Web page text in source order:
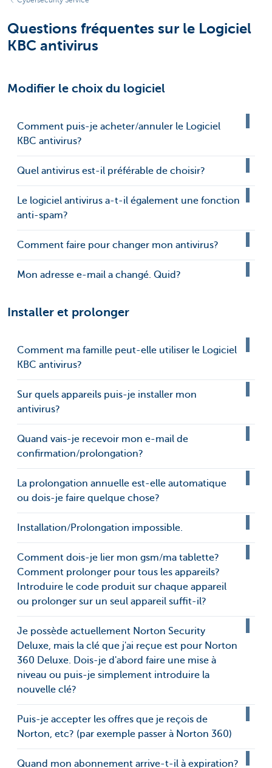
Questions fréquentes sur le Logiciel
KBC antivirus
Modifier le choix du logiciel
Comment puis-je acheter/annuler le Logiciel
KBC antivirus?
Quel antivirus est-il préférable de choisir?
Le logiciel antivirus a-t-il également une fonction
anti-spam?
Comment faire pour changer mon antivirus?
Mon adresse e-mail a changé. Quid?
Installer et prolonger
Comment ma famille peut-elle utiliser le Logiciel
KBC antivirus?
Sur quels appareils puis-je installer mon
antivirus?
Quand vais-je recevoir mon e-mail de
confirmation/prolongation?
La prolongation annuelle est-elle automatique
ou dois-je faire quelque chose?
Installation/Prolongation impossible.
Comment dois-je lier mon gsm/ma tablette?
Comment prolonger pour tous les appareils?
Introduire le code produit sur chaque appareil
ou prolonger sur un seul appareil suffit-il?
Je possède actuellement Norton Security
Deluxe, mais la clé que j'ai reçue est pour Norton
360 Deluxe. Dois-je d'abord faire une mise à
niveau ou puis-je simplement introduire la
nouvelle clé?
Puis-je accepter les offres que je reçois de
Norton, etc? (par exemple passer à Norton 360)
Quand mon abonnement arrive-t-il à expiration?